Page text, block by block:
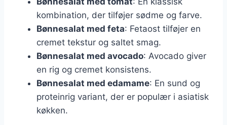
kombination, der tilføjer sødme og farve.
Bønnesalat med feta: Fetaost tilføjer en
cremet tekstur og saltet smag.
Bønnesalat med avocado: Avocado giver
en rig og cremet konsistens.
Bønnesalat med edamame: En sund og
proteinrig variant, der er populær i asiatisk
køkken.